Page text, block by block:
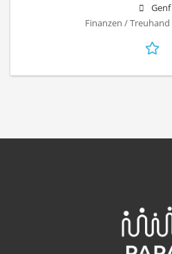
Genf
Finanzen /